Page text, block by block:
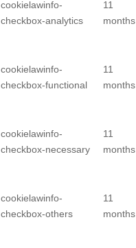
cookielawinfo-
checkbox-analytics
11
months
cookielawinfo-
checkbox-functional
11
months
cookielawinfo-
checkbox-necessary
11
months
cookielawinfo-
checkbox-others
11
months